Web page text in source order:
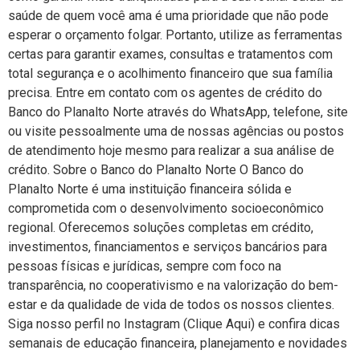
saúde de quem você ama é uma prioridade que não pode
esperar o orçamento folgar. Portanto, utilize as ferramentas
certas para garantir exames, consultas e tratamentos com
total segurança e o acolhimento financeiro que sua família
precisa. Entre em contato com os agentes de crédito do
Banco do Planalto Norte através do WhatsApp, telefone, site
ou visite pessoalmente uma de nossas agências ou postos
de atendimento hoje mesmo para realizar a sua análise de
crédito. Sobre o Banco do Planalto Norte O Banco do
Planalto Norte é uma instituição financeira sólida e
comprometida com o desenvolvimento socioeconômico
regional. Oferecemos soluções completas em crédito,
investimentos, financiamentos e serviços bancários para
pessoas físicas e jurídicas, sempre com foco na
transparência, no cooperativismo e na valorização do bem-
estar e da qualidade de vida de todos os nossos clientes.
Siga nosso perfil no Instagram (Clique Aqui) e confira dicas
semanais de educação financeira, planejamento e novidades